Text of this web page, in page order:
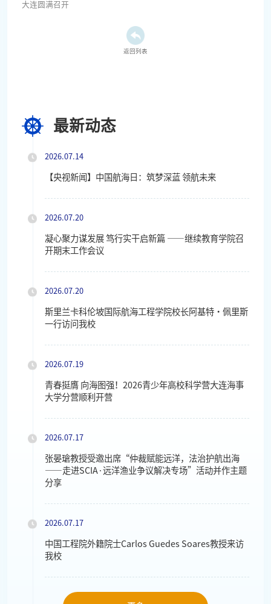
大连圆满召开
返回列表
最新动态
2026.07.14
【央视新闻】中国航海日：筑梦深蓝 领航未来
2026.07.20
凝心聚力谋发展 笃行实干启新篇 ——继续教育学院召
开期末工作会议
2026.07.20
斯里兰卡科伦坡国际航海工程学院校长阿基特・佩里斯
一行访问我校
2026.07.19
青春挺膺 向海图强！2026青少年高校科学营大连海事
大学分营顺利开营
2026.07.17
张晏瑲教授受邀出席“仲裁赋能远洋，法治护航出海
——走进SCIA·远洋渔业争议解决专场”活动并作主题
分享
2026.07.17
中国工程院外籍院士Carlos Guedes Soares教授来访
我校